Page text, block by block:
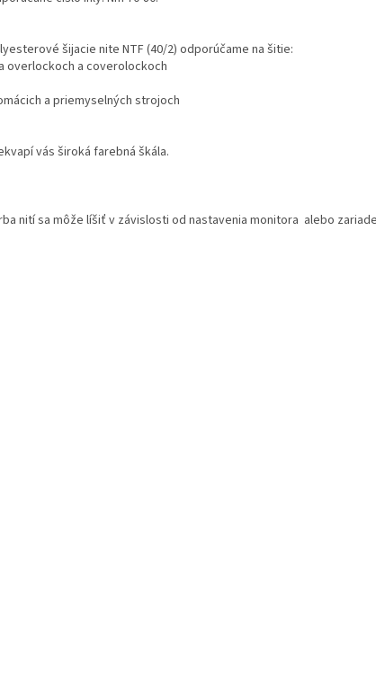
šijacie nite NTF (40/2) odporúčame na šitie:
overlockoch a coverolockoch
a priemyselných strojoch
vás široká farebná škála.
nití sa môže líšiť v závislosti od nastavenia monitora alebo